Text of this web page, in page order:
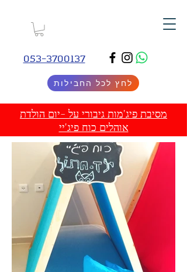
053-3700137
לחץ לכל החבילות
מסיבת פיג'מות גיבורי על -יום הולדת
אוהלים כוח פיג'יי